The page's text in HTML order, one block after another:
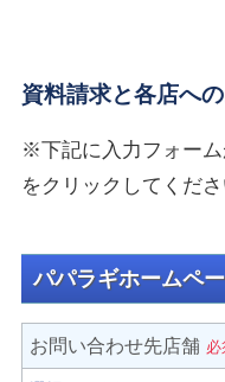
資料請求と各店へ
※下記に入力フォーム
をクリックしてくださ